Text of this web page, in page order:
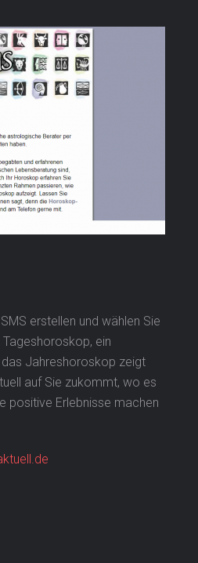
erstellen und wählen Sie
ein
Jahreshoroskop zeigt
auf Sie zukommt, wo es
positive Erlebnisse machen